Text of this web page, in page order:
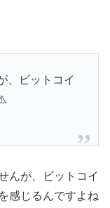
、ビットコイ
んが、ビットコイ
感じるんですよね